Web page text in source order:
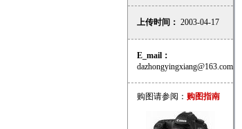
上传时间： 2003-04-17
E_mail：
dazhongyingxiang@163.com
购图请参阅： 购图指南